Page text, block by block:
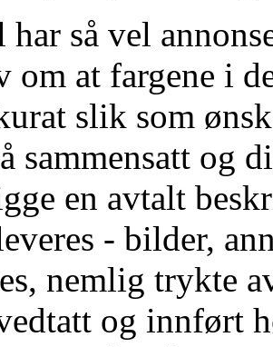
så vel
om at fargene i
slik som
sammensatt og
en avtalt
- bilder,
nemlig trykte
og innført